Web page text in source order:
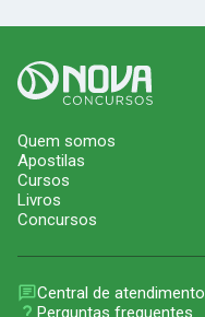
Quem somos
Apostilas
Cursos
Livros
Concursos
Central de atendimento
Perguntas frequentes